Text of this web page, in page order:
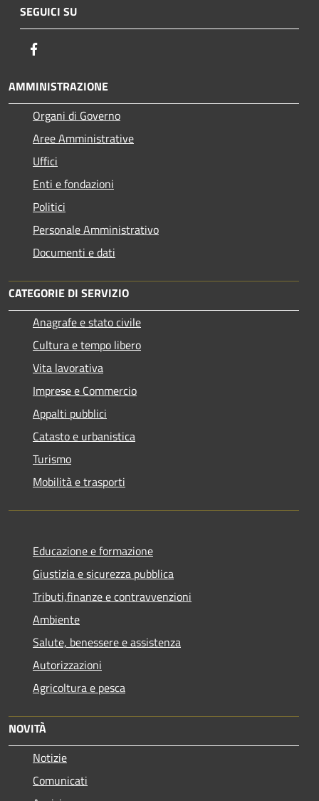
SEGUICI SU
AMMINISTRAZIONE
Organi di Governo
Aree Amministrative
Uffici
Enti e fondazioni
Politici
Personale Amministrativo
Documenti e dati
CATEGORIE DI SERVIZIO
Anagrafe e stato civile
Cultura e tempo libero
Vita lavorativa
Imprese e Commercio
Appalti pubblici
Catasto e urbanistica
Turismo
Mobilità e trasporti
Educazione e formazione
Giustizia e sicurezza pubblica
Tributi,finanze e contravvenzioni
Ambiente
Salute, benessere e assistenza
Autorizzazioni
Agricoltura e pesca
NOVITÀ
Notizie
Comunicati